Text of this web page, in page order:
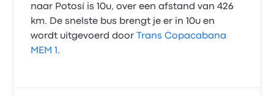
naar Potosí is 10u, over een afstand van 426
km. De snelste bus brengt je er in 10u en
wordt uitgevoerd door
Trans Copacabana
MEM 1 .